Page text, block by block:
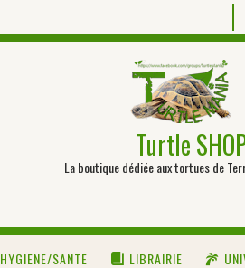
Turtle
La boutique dédiée aux tortues de
HYGIENE/SANTE LIBRAIRIE